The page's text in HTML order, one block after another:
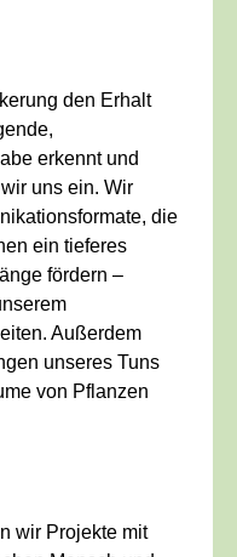
den Erhalt
erkennt und
uns ein. Wir
die
ein tieferes
fördern –
Außerdem
unseres Tuns
von Pflanzen
wir Projekte mit